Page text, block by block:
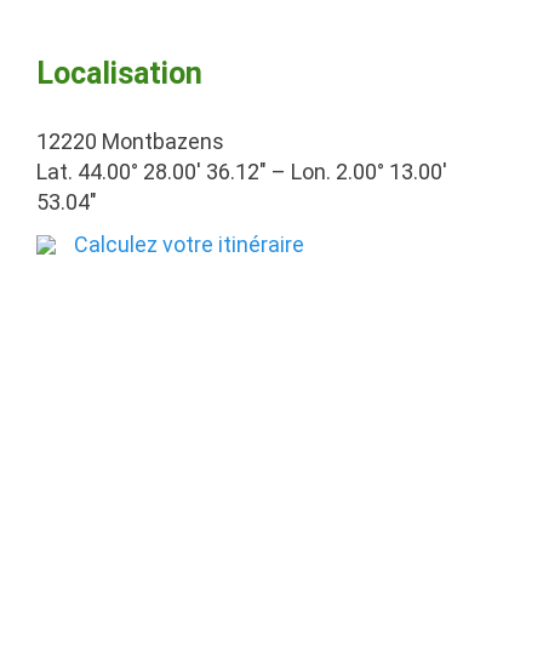
Localisation
12220 Montbazens
Lat. 44.00° 28.00′ 36.12″ – Lon. 2.00° 13.00′
53.04″
Calculez votre itinéraire